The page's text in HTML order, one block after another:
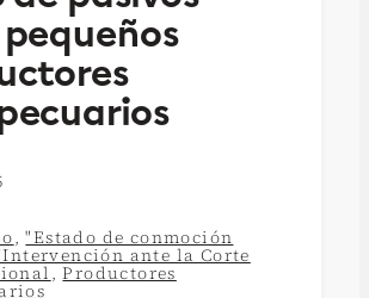
,"Estado de conmoción
ante la Corte
,Productores